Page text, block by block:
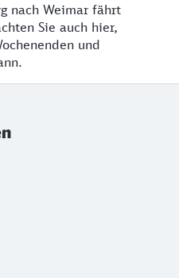
nach Weimar fährt
Sie auch hier,
und